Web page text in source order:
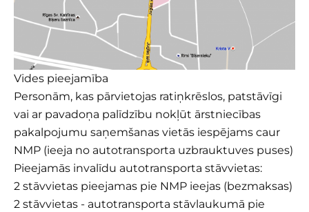
Vides pieejamība
Personām, kas pārvietojas ratiņkrēslos, patstāvīgi
vai ar pavadoņa palīdzību nokļūt ārstniecības
pakalpojumu saņemšanas vietās iespējams caur
NMP (ieeja no autotransporta uzbrauktuves puses)
Pieejamās invalīdu autotransporta stāvvietas:
2 stāvvietas pieejamas pie NMP ieejas (bezmaksas)
2 stāvvietas - autotransporta stāvlaukumā pie